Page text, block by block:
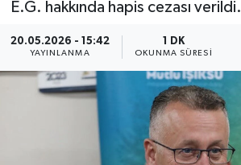
E.G. hakkında hapis cezası verildi.
20.05.2026 - 15:42
YAYINLANMA
1 DK
OKUNMA SÜRESI